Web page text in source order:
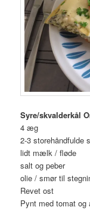
Syre/skvalderkål
4 æg
2-3 storehåndfulde
lidt mælk / fløde
salt og peber
olie / smør til
Revet ost
Pynt med tomat og